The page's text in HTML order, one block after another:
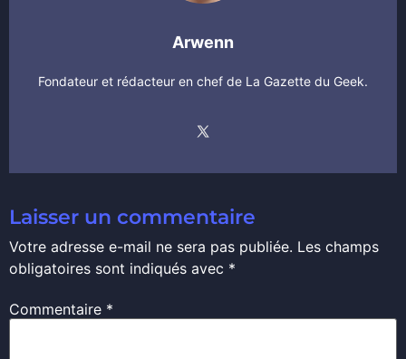
Arwenn
Fondateur et rédacteur en chef de La Gazette du Geek.
Laisser un commentaire
Votre adresse e-mail ne sera pas publiée. Les champs
obligatoires sont indiqués avec *
Commentaire *